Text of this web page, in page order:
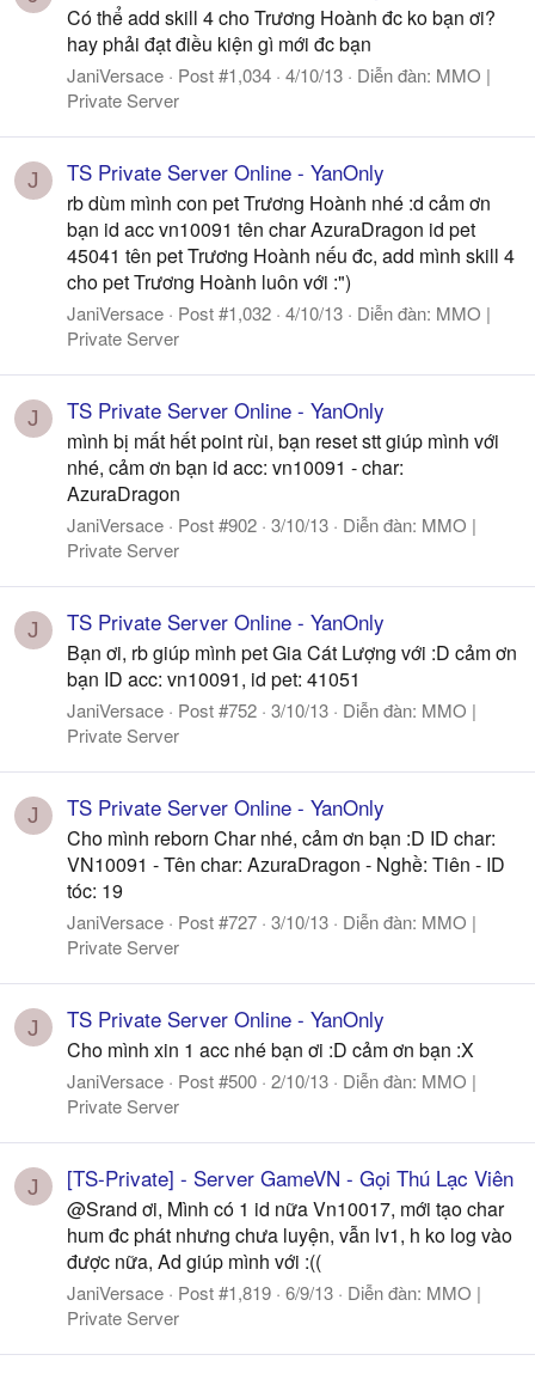
Có thể add skill 4 cho Trương Hoành đc ko bạn ơi?
hay phải đạt điều kiện gì mới đc bạn
JaniVersace Post #1,034 4/10/13 Diễn đàn: MMO |
Private Server
J TS Private Server Online - YanOnly
rb dùm mình con pet Trương Hoành nhé :d cảm ơn
bạn id acc vn10091 tên char AzuraDragon id pet
45041 tên pet Trương Hoành nếu đc, add mình skill 4
cho pet Trương Hoành luôn với :")
JaniVersace Post #1,032 4/10/13 Diễn đàn: MMO |
Private Server
J TS Private Server Online - YanOnly
mình bị mất hết point rùi, bạn reset stt giúp mình với
nhé, cảm ơn bạn id acc: vn10091 - char:
AzuraDragon
JaniVersace Post #902 3/10/13 Diễn đàn: MMO |
Private Server
J TS Private Server Online - YanOnly
Bạn ơi, rb giúp mình pet Gia Cát Lượng với :D cảm ơn
bạn ID acc: vn10091, id pet: 41051
JaniVersace Post #752 3/10/13 Diễn đàn: MMO |
Private Server
J TS Private Server Online - YanOnly
Cho mình reborn Char nhé, cảm ơn bạn :D ID char:
VN10091 - Tên char: AzuraDragon - Nghề: Tiên - ID
tóc: 19
JaniVersace Post #727 3/10/13 Diễn đàn: MMO |
Private Server
J TS Private Server Online - YanOnly
Cho mình xin 1 acc nhé bạn ơi :D cảm ơn bạn :X
JaniVersace Post #500 2/10/13 Diễn đàn: MMO |
Private Server
J [TS-Private] - Server GameVN - Gọi Thú Lạc Viên
@Srand ơi, Mình có 1 id nữa Vn10017, mới tạo char
hum đc phát nhưng chưa luyện, vẫn lv1, h ko log vào
được nữa, Ad giúp mình với :((
JaniVersace Post #1,819 6/9/13 Diễn đàn: MMO |
Private Server